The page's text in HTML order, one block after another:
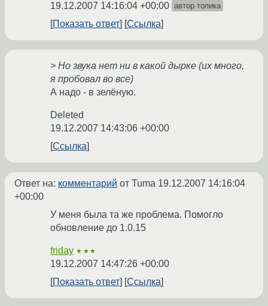
19.12.2007 14:16:04 +00:00 автор топика
Показать ответ Ссылка
> Но звука нет ни в какой дырке (их много,
я пробовал во все)
А надо - в зелёную.
Deleted
19.12.2007 14:43:06 +00:00
Ссылка
Ответ на: комментарий от Tuma 19.12.2007 14:16:04
+00:00
У меня была та же проблема. Помогло
обновление до 1.0.15
friday ★★★
19.12.2007 14:47:26 +00:00
Показать ответ
Ссылка